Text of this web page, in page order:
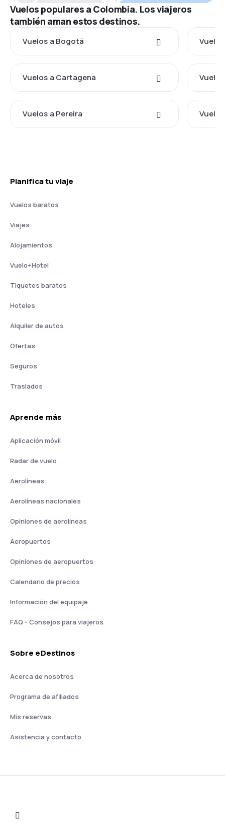
Vuelos populares a Colombia. Los viajeros
también aman estos destinos.
Vuelos a Bogotá
Vuelos a Cartagena
Vuelos a Pereira
Planifica tu viaje
Vuelos baratos
Viajes
Alojamientos
Vuelo+Hotel
Tiquetes baratos
Hoteles
Alquiler de autos
Ofertas
Seguros
Traslados
Aprende más
Aplicación móvil
Radar de vuelo
Aerolíneas
Aerolíneas nacionales
Opiniones de aerolíneas
Aeropuertos
Opiniones de aeropuertos
Calendario de precios
Información del equipaje
FAQ - Consejos para viajeros
Sobre eDestinos
Acerca de nosotros
Programa de afiliados
Mis reservas
Asistencia y contacto